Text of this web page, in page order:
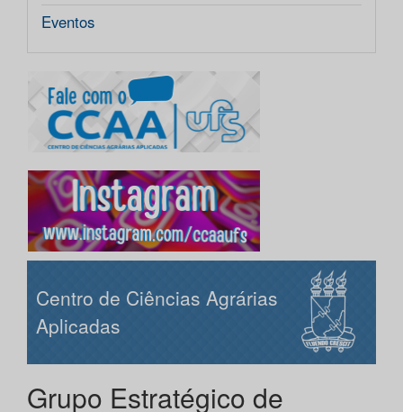
Eventos
Centro de Ciências Agrárias
Aplicadas
Grupo Estratégico de